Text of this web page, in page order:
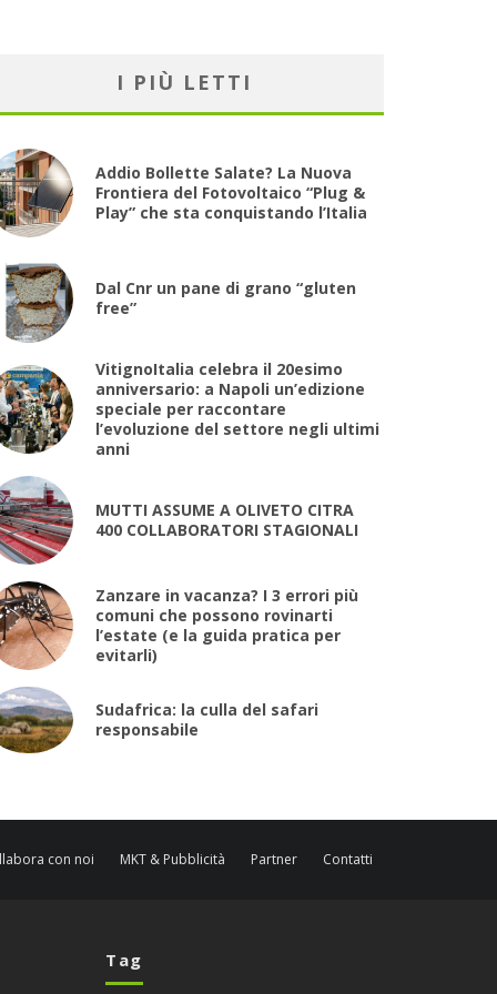
I PIÙ LETTI
Addio Bollette Salate? La Nuova
Frontiera del Fotovoltaico “Plug &
Play” che sta conquistando l’Italia
Dal Cnr un pane di grano “gluten
free”
VitignoItalia celebra il 20esimo
anniversario: a Napoli un’edizione
speciale per raccontare
l’evoluzione del settore negli ultimi
anni
MUTTI ASSUME A OLIVETO CITRA
400 COLLABORATORI STAGIONALI
Zanzare in vacanza? I 3 errori più
comuni che possono rovinarti
l’estate (e la guida pratica per
evitarli)
Sudafrica: la culla del safari
responsabile
con noi MKT & Pubblicità Partner Contatti
Tag